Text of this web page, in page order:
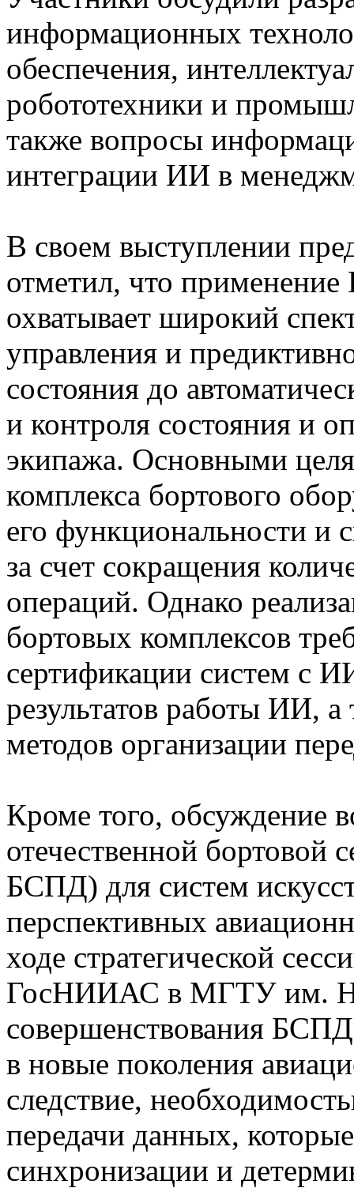
информационных
обеспечения,
робототехники и
также вопросы
интеграции ИИ в
В своем выступлении
отметил, что
охватывает широкий
управления и
состояния до
и контроля состояния и
экипажа. Основными
комплекса бортового
его функциональности и
за счет сокращения
операций. Однако
бортовых комплексов
сертификации систем с
результатов работы ИИ,
методов организации
Кроме того, обсуждение
отечественной бортовой
БСПД) для систем
перспективных
ходе стратегической
ГосНИИАС в МГТУ им.
совершенствования
в новые поколения
следствие,
передачи данных,
синхронизации и